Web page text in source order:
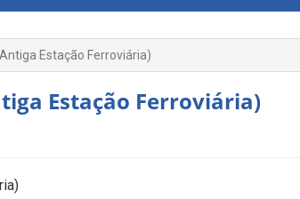
Estação Ferroviária)
Estação Ferroviária)